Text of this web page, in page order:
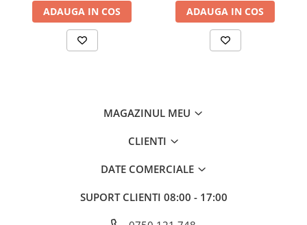
ADAUGA IN COS ADAUGA IN COS
MAGAZINUL MEU
CLIENTI
DATE COMERCIALE
SUPORT CLIENTI 08:00 - 17:00